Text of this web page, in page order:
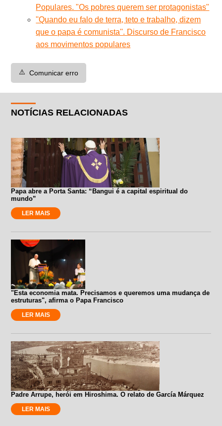
Populares. "Os pobres querem ser protagonistas"
''Quando eu falo de terra, teto e trabalho, dizem
que o papa é comunista''. Discurso de Francisco
aos movimentos populares
⚠️ Comunicar erro
NOTÍCIAS RELACIONADAS
Papa abre a Porta Santa: “Bangui é a capital espiritual do
mundo”
LER MAIS
"Esta economia mata. Precisamos e queremos uma mudança de
estruturas", afirma o Papa Francisco
LER MAIS
Padre Arrupe, herói em Hiroshima. O relato de García Márquez
LER MAIS